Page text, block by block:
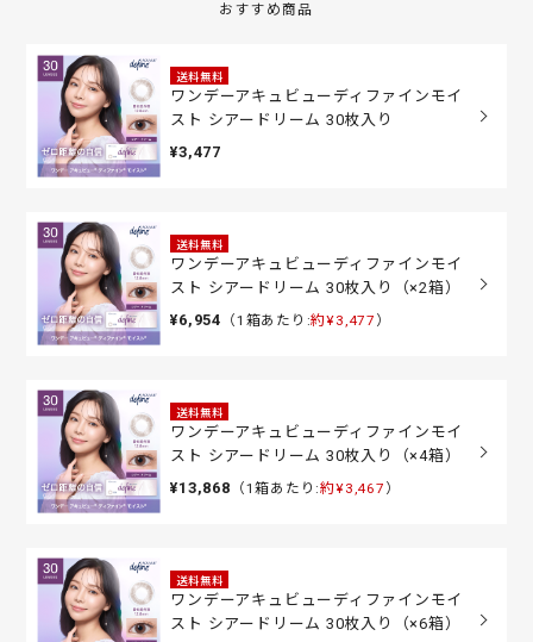
おすすめ商品
送料無料
ワンデーアキュビューディファインモイ
スト シアードリーム 30枚入り
¥3,477
送料無料
ワンデーアキュビューディファインモイ
スト シアードリーム 30枚入り（×2箱）
¥6,954 （1箱あたり:約¥3,477 ）
送料無料
ワンデーアキュビューディファインモイ
スト シアードリーム 30枚入り（×4箱）
¥13,868 （1箱あたり:約¥3,467 ）
送料無料
ワンデーアキュビューディファインモイ
スト シアードリーム 30枚入り（×6箱）